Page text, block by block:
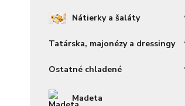
Nátierky a šaláty
Tatárska, majonézy a dressingy
Ostatné chladené
Madeta